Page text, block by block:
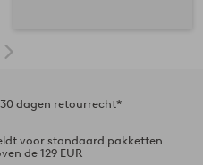
30 dagen retourrecht*
voor standaard pakketten
de 129 EUR